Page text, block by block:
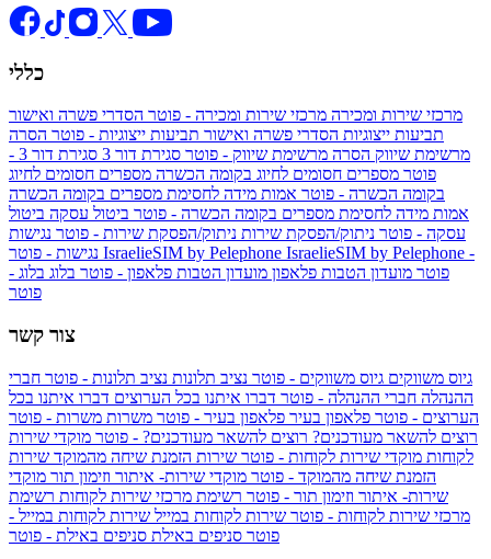
כללי
מרכזי שירות ומכירה מרכזי שירות ומכירה - פוטר הסדרי פשרה ואישור
תביעות ייצוגיות הסדרי פשרה ואישור תביעות ייצוגיות - פוטר הסרה
מרשימת שיווק הסרה מרשימת שיווק - פוטר סגירת דור 3
סגירת דור 3 -
פוטר מספרים חסומים לחיוג בקומה הכשרה מספרים חסומים לחיוג
בקומה הכשרה - פוטר אמות מידה לחסימת מספרים בקומה הכשרה
אמות מידה לחסימת מספרים בקומה הכשרה - פוטר ביטול עסקה ביטול
עסקה - פוטר ניתוק/הפסקת שירות ניתוק/הפסקת שירות - פוטר נגישות
IsraelieSIM by Pelephone IsraelieSIM by Pelephone -
פוטר מועדון הטבות פלאפון מועדון הטבות פלאפון - פוטר בלוג בלוג -
פוטר
צור קשר
גיוס משווקים גיוס משווקים - פוטר נציב תלונות נציב תלונות - פוטר חברי
ההנהלה חברי ההנהלה - פוטר דברו איתנו בכל הערוצים דברו איתנו בכל
הערוצים - פוטר פלאפון בעיר פלאפון בעיר - פוטר משרות משרות - פוטר
רוצים להשאר מעודכנים? רוצים להשאר מעודכנים? - פוטר מוקדי שירות
לקוחות מוקדי שירות לקוחות - פוטר שירות הזמנת שיחה מהמוקד שירות
הזמנת שיחה מהמוקד - פוטר מוקדי שירות- איתור וזימון תור מוקדי
שירות- איתור וזימון תור - פוטר רשימת מרכזי שירות לקוחות רשימת
מרכזי שירות לקוחות - פוטר שירות לקוחות במייל שירות לקוחות במייל -
פוטר סניפים באילת סניפים באילת - פוטר